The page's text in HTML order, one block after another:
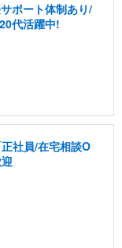
ポート体制あり/
代活躍中!
社員/在宅相談O